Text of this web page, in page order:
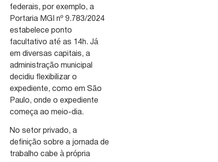
federais, por exemplo, a
Portaria MGI nº 9.783/2024
estabelece ponto
facultativo até as 14h. Já
em diversas capitais, a
administração municipal
decidiu flexibilizar o
expediente, como em São
Paulo, onde o expediente
começa ao meio-dia.
No setor privado, a
definição sobre a jornada de
trabalho cabe à própria